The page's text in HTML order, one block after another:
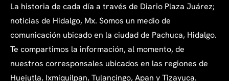
La historia de cada día a través de Diario Plaza Juárez;
noticias de Hidalgo, Mx. Somos un medio de
comunicación ubicado en la ciudad de Pachuca, Hidalgo.
Te compartimos la información, al momento, de
nuestros corresponsales ubicados en las regiones de
Huejutla, Ixmiquilpan, Tulancingo, Apan y Tizayuca.